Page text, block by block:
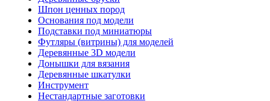
Шпон ценных пород
Основания под модели
Подставки под миниатюры
Футляры (витрины) для моделей
Деревянные 3D модели
Донышки для вязания
Деревянные шкатулки
Инструмент
Нестандартные заготовки